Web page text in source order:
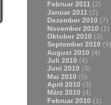
Februar 2011 (2)
Januar 2011 (2)
Dezember 2010 (7)
November 2010 (1)
Oktober 2010 (3)
September 2010 (9)
August 2010 (4)
Juli 2010 (4)
Juni 2010 (3)
Mai 2010 (5)
April 2010 (3)
März 2010 (4)
Februar 2010 (1)